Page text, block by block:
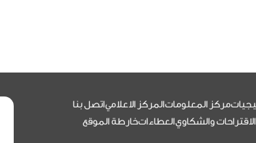
مركز المعلوماتالمركز الاعلامياتصل بنا
الاقتراحات والشكاويالعطاءاتخارطة الموقع